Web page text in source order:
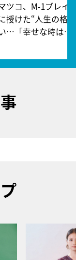
ツコ、M-1ブレイ
授けた“人生の格
…「幸せな時は…